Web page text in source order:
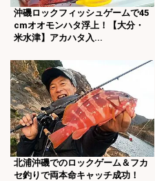
沖磯ロックフィッシュゲームで45
cmオオモンハタ浮上！【大分・
米水津】アカハタ入...
北浦沖磯でのロックゲーム＆フカ
セ釣りで両本命キャッチ成功！